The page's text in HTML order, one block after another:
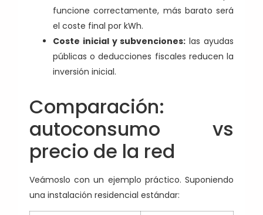
funcione correctamente, más barato será
el coste final por kWh.
Coste inicial y subvenciones: las ayudas
públicas o deducciones fiscales reducen la
inversión inicial.
Comparación:
autoconsumo vs
precio de la red
Veámoslo con un ejemplo práctico. Suponiendo
una instalación residencial estándar: